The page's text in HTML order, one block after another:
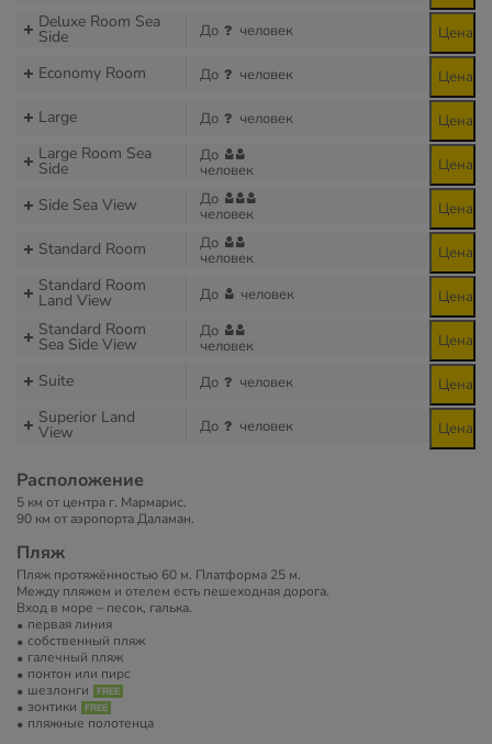
Deluxe Room Sea
Side До человек Цена
Economy Room До человек Цена
Large До человек Цена
Large Room Sea
Side
До
человек Цена
Side Sea View До
человек Цена
Standard Room До
человек Цена
Standard Room
Land View До человек Цена
Standard Room
Sea Side View
До
человек Цена
Suite До человек Цена
Superior Land
View До человек Цена
Расположение
5 км от центра г. Мармарис.
90 км от аэропорта Даламан.
Пляж
Пляж протяжённостью 60 м. Платформа 25 м.
Между пляжем и отелем есть пешеходная дорога.
Вход в море – песок, галька.
первая линия
собственный пляж
галечный пляж
понтон или пирс
шезлонги
зонтики
пляжные полотенца